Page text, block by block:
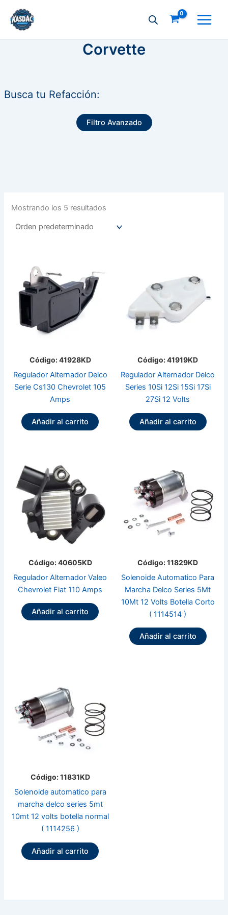
contenido
Corvette
Busca tu Refacción:
Filtro Avanzado
Mostrando los 5 resultados
Código: 41928KD
Regulador Alternador Delco
Serie Cs130 Chevrolet 105
Amps
Añadir al carrito
Código: 41919KD
Regulador Alternador Delco
Series 10Si 12Si 15Si 17Si
27Si 12 Volts
Añadir al carrito
Código: 40605KD
Regulador Alternador Valeo
Chevrolet Fiat 110 Amps
Añadir al carrito
Código: 11829KD
Solenoide Automatico Para
Marcha Delco Series 5Mt
10Mt 12 Volts Botella Corto
( 1114514 )
Añadir al carrito
Código: 11831KD
Solenoide automatico para
marcha delco series 5mt
10mt 12 volts botella normal
( 1114256 )
Añadir al carrito